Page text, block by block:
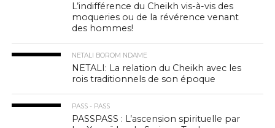
L’indifférence du Cheikh vis-à-vis des
moqueries ou de la révérence venant
des hommes!
NETALI BOROM NDAME
NETALI: La relation du Cheikh avec les
rois traditionnels de son époque
PASS - PASS
PASSPASS : L’ascension spirituelle par